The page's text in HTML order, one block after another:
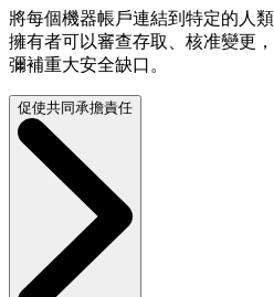
將每個機器帳戶連結到特定的人
擁有者可以審查存取、核准變更
彌補重大安全缺口。
促使共同承擔責任